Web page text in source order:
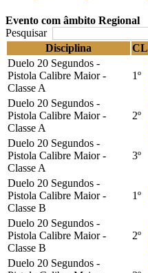
Evento com âmbito Regional
Pesquisar
Disciplina
CL
Duelo 20 Segundos -
Pistola Calibre Maior -
Classe A
1º
Duelo 20 Segundos -
Pistola Calibre Maior -
Classe A
2º
Duelo 20 Segundos -
Pistola Calibre Maior -
Classe A
3º
Duelo 20 Segundos -
Pistola Calibre Maior -
Classe B
1º
Duelo 20 Segundos -
Pistola Calibre Maior -
Classe B
2º
Duelo 20 Segundos -